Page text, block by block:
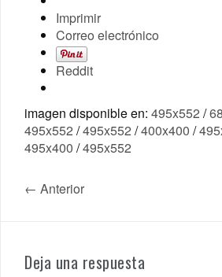
Imprimir
Correo electrónico
Reddit
imagen disponible en: 495x552 /
495x552 /495x552 /400x400 /
495x400 /495x552
← Anterior
Deja una respuesta